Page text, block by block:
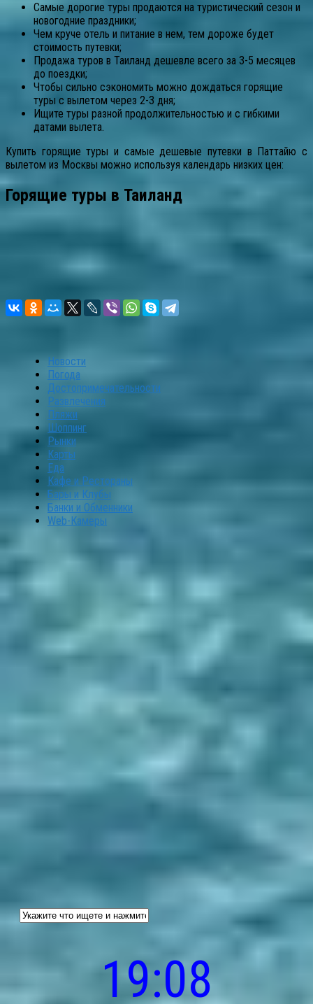
Самые дорогие туры продаются на туристический сезон и
новогодние праздники;
Чем круче отель и питание в нем, тем дороже будет
стоимость путевки;
Продажа туров в Таиланд дешевле всего за 3-5 месяцев
до поездки;
Чтобы сильно сэкономить можно дождаться горящие
туры с вылетом через 2-3 дня;
Ищите туры разной продолжительностью и с гибкими
датами вылета.
Купить горящие туры и самые дешевые путевки в Паттайю с
вылетом из Москвы можно используя календарь низких цен:
Горящие туры в Таиланд
Новости
Погода
Достопримечательности
Развлечения
Пляжи
Шоппинг
Рынки
Карты
Еда
Кафе и Рестораны
Бары и Клубы
Банки и Обменники
Web-Камеры
19:08